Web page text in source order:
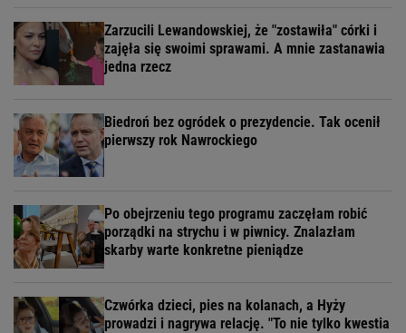
Zarzucili Lewandowskiej, że "zostawiła" córki i
zajęła się swoimi sprawami. A mnie zastanawia
jedna rzecz
Biedroń bez ogródek o prezydencie. Tak ocenił
pierwszy rok Nawrockiego
Po obejrzeniu tego programu zaczęłam robić
porządki na strychu i w piwnicy. Znalazłam
skarby warte konkretne pieniądze
Czwórka dzieci, pies na kolanach, a Hyży
prowadzi i nagrywa relację. "To nie tylko kwestia